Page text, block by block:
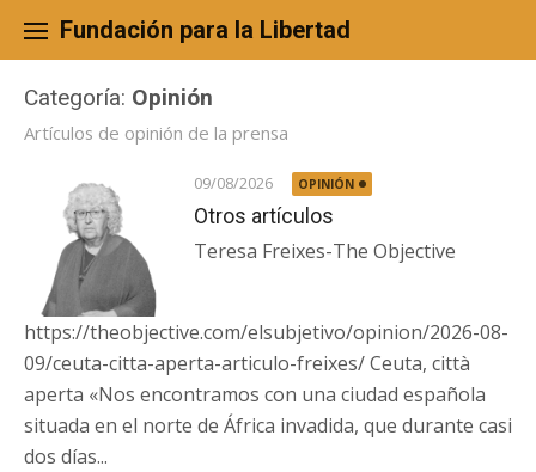
content
Fundación para la Libertad
Categoría: Opinión
Artículos de opinión de la prensa
09/08/2026 OPINIÓN
Otros artículos
Teresa Freixes-The Objective
https://theobjective.com/elsubjetivo/opinion/2026-08-
09/ceuta-citta-aperta-articulo-freixes/ Ceuta, città
aperta «Nos encontramos con una ciudad española
situada en el norte de África invadida, que durante casi
dos días...